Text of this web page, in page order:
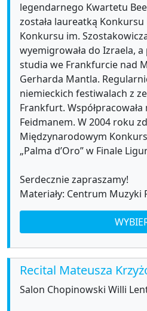
legendarnego Kwartetu
została laureatką
Konkursu im.
wyemigrowała do Izraela,
studia we Frankfurcie nad
Gerharda Mantla.
niemieckich festiwalach z
Frankfurt. Współpracowała
Feidmanem. W 2004 roku
Międzynarodowym
„Palma d’Oro” w Finale
Serdecznie zapraszamy!
Materiały: Centrum Muzyki
Recital Mateusza
Salon Chopinowski Willi